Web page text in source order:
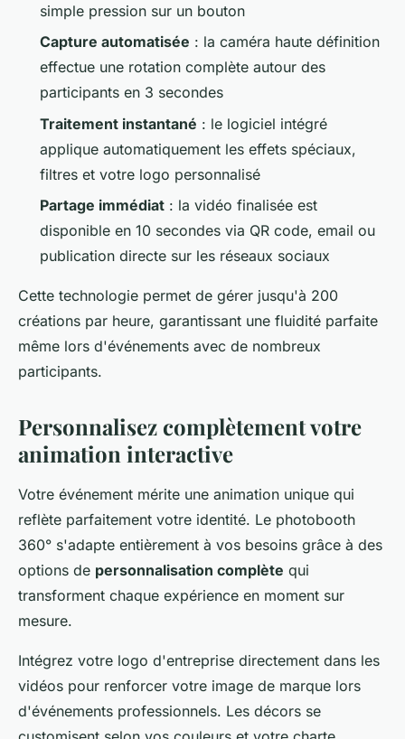
simple pression sur un bouton
Capture automatisée : la caméra haute définition
effectue une rotation complète autour des
participants en 3 secondes
Traitement instantané : le logiciel intégré
applique automatiquement les effets spéciaux,
filtres et votre logo personnalisé
Partage immédiat : la vidéo finalisée est
disponible en 10 secondes via QR code, email ou
publication directe sur les réseaux sociaux
Cette technologie permet de gérer jusqu'à 200
créations par heure, garantissant une fluidité parfaite
même lors d'événements avec de nombreux
participants.
Personnalisez complètement votre
animation interactive
Votre événement mérite une animation unique qui
reflète parfaitement votre identité. Le photobooth
360° s'adapte entièrement à vos besoins grâce à des
options de personnalisation complète qui
transforment chaque expérience en moment sur
mesure.
Intégrez votre logo d'entreprise directement dans les
vidéos pour renforcer votre image de marque lors
d'événements professionnels. Les décors se